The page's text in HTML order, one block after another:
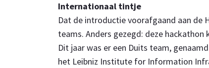
Internationaal tintje
Dat de introductie voorafgaand aan de
teams. Anders gezegd: deze
Dit jaar was er een Duits team,
het Leibniz Institute for Information